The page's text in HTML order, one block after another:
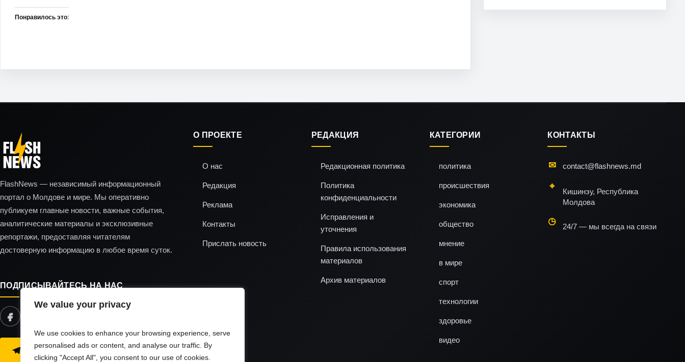
We value your privacy
We use cookies to enhance your browsing experience, serve
personalised ads or content, and analyse our traffic. By
clicking "Accept All", you consent to our use of cookies.
Понравилось это:
FlashNews — независимый информационный
портал о Молдове и мире. Мы оперативно
публикуем главные новости, важные события,
аналитические материалы и эксклюзивные
репортажи, предоставляя читателям
достоверную информацию в любое время суток.
ПОДПИСЫВАЙТЕСЬ НА НАС
ЧИТАЙТЕ НАС В TELEGRAM
О ПРОЕКТЕ
О нас
Редакция
Реклама
Контакты
Прислать новость
РЕДАКЦИЯ
Редакционная политика
Политика
конфиденциальности
Исправления и
уточнения
Правила использования
материалов
Архив материалов
КАТЕГОРИИ
политика
происшествия
экономика
общество
мнение
в мире
спорт
технологии
здоровье
видео
КОНТАКТЫ
contact@flashnews.md
Кишинэу, Республика
Молдова
24/7 — мы всегда на связи